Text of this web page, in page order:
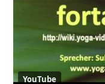
YouTube